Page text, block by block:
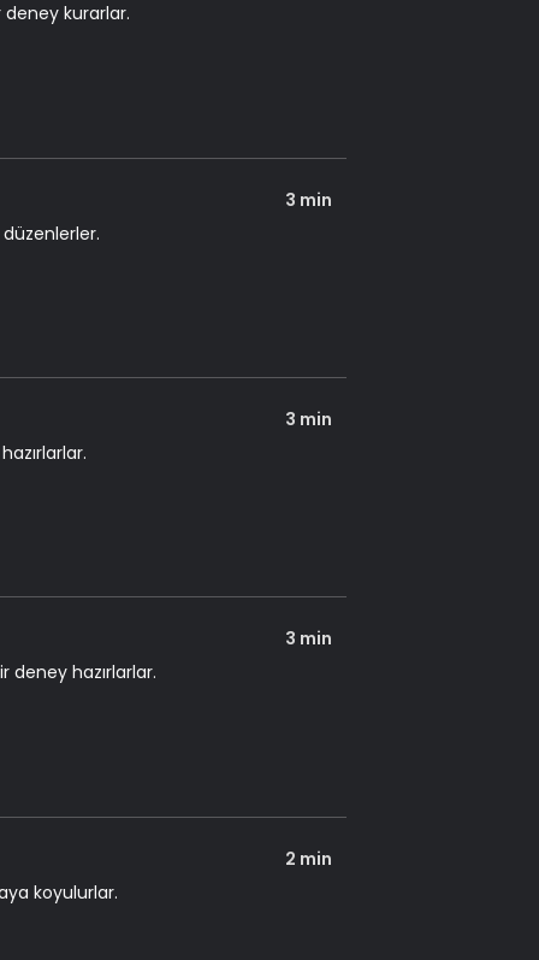
deney kurarlar.
3 min
düzenlerler.
3 min
3 min
deney hazırlarlar.
2 min
koyulurlar.